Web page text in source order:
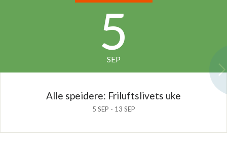
5
SEP
Alle speidere: Friluftslivets uke
5 SEP - 13 SEP